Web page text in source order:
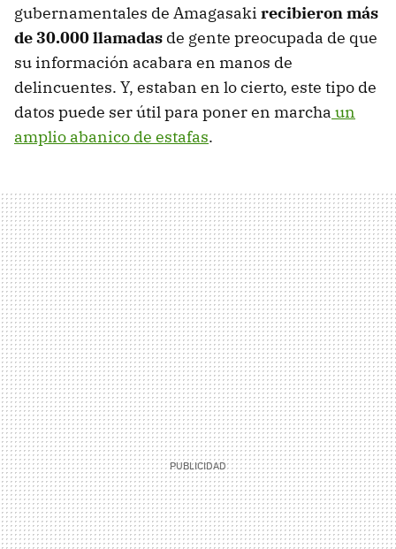
gubernamentales de Amagasaki recibieron más
de 30.000 llamadas de gente preocupada de que
su información acabara en manos de
delincuentes. Y, estaban en lo cierto, este tipo de
datos puede ser útil para poner en marcha un
amplio abanico de estafas.